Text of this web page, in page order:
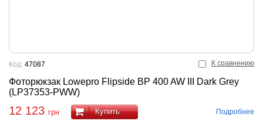
К сравнению
Фоторюкзак Lowepro Flipside BP 400 AW III Dark Grey
(LP37353-PWW)
Код: 47087
12 123 грн Купить Подробнее